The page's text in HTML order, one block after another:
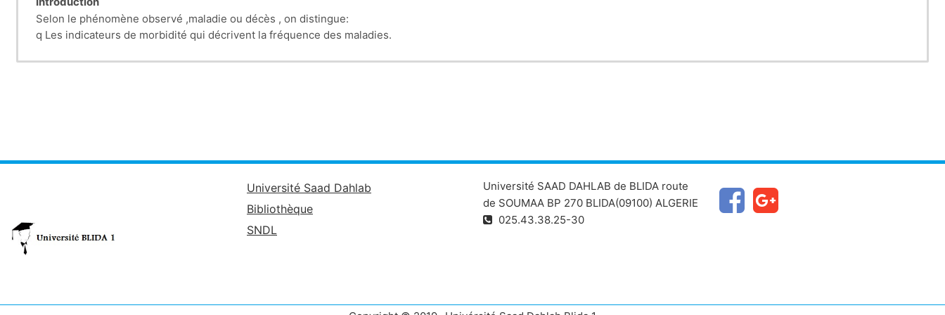
Selon le phénomène observé ,maladie ou décès , on distingue:
q Les indicateurs de morbidité qui décrivent la fréquence des maladies.
Université Saad Dahlab
Bibliothèque
SNDL
Université SAAD DAHLAB de BLIDA route
de SOUMAA BP 270 BLIDA(09100) ALGERIE
025.43.38.25-30